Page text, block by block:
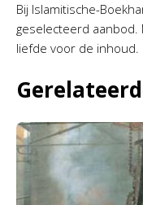
Bij Islamitische-
geselecteerd
liefde voor de inhoud.